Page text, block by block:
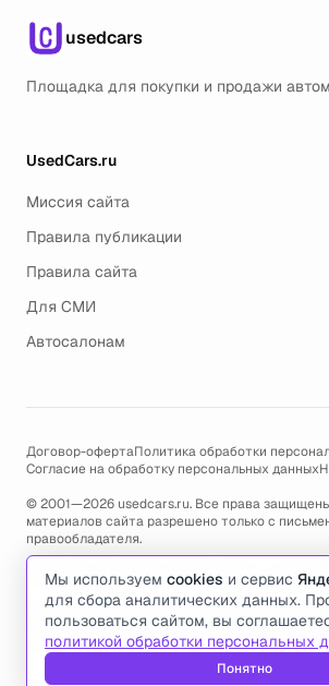
usedcars
Площадка для покупки и продажи
UsedCars.ru
Миссия сайта
Правила публикации
Правила сайта
Для СМИ
Автосалонам
Договор-офертаПолитика обработки
Согласие на обработку персональных данных
© 2001—2026 usedcars.ru. Все права
материалов сайта разрешено только с
правообладателя.
Пользуясь сайтом, вы соглашаетесь с
политикой обработки персональных данных.
По всем вопросам связанным с работой
и проблемами обращайтесь по адресу
support@usedcars.ruили пишите в телеграм
Мы используем cookies и сервис
для сбора аналитических данных.
пользоваться сайтом, вы
политикой обработки персональных
Понятно